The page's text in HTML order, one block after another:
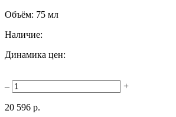
Объём: 75 мл
Наличие:
Динамика цен:
– +
20 596 р.